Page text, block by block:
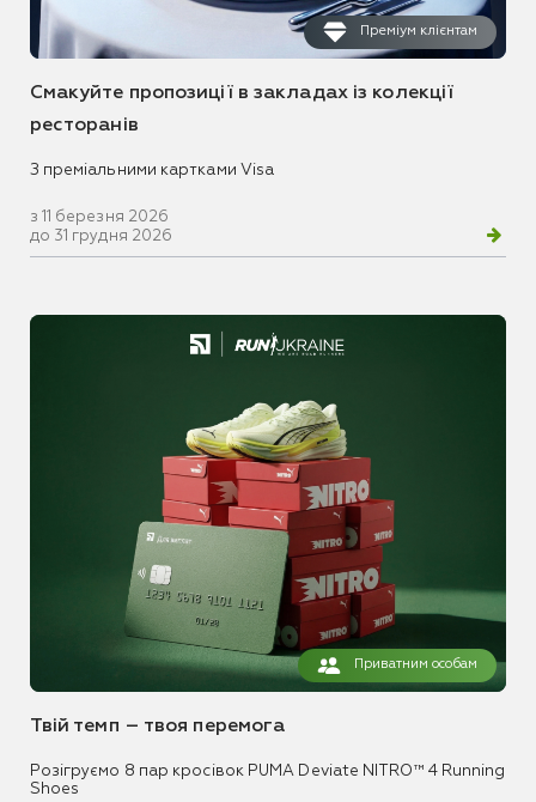
Преміум клієнтам
Смакуйте пропозиції в закладах із колекції
ресторанів
З преміальними картками Visa
з 11 березня 2026
до 31 грудня 2026
Приватним особам
Твій темп – твоя перемога
Розігруємо 8 пар кросівок PUMA Deviate NITRO™ 4 Running
Shoes